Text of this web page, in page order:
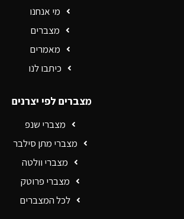
מי אנחנו
מצברים
מאמרים
כיתבו לנו
מצברים לפי יצרנים
מצברי שנפ
מצברי מתן סילבר
מצברי וולטה
מצברי פרוטק
לכל המצברים